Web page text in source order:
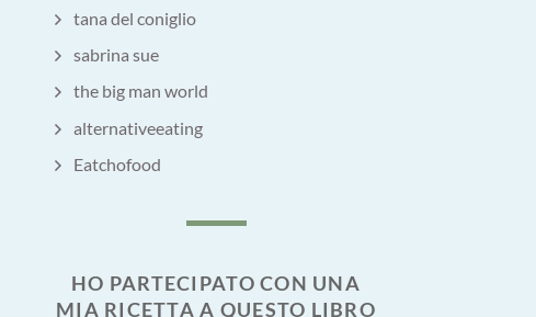
tana del coniglio
sabrina sue
the big man world
alternativeeating
Eatchofood
HO PARTECIPATO CON UNA
MIA RICETTA A QUESTO LIBRO